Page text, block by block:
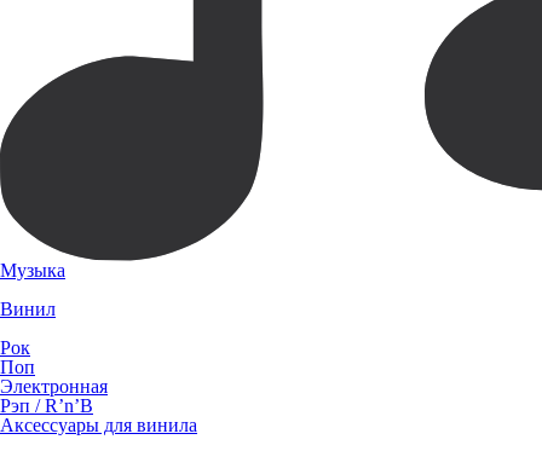
Музыка
Винил
Рок
Поп
Электронная
Рэп / R’n’B
Аксессуары для винила